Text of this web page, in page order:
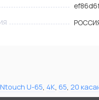
U-65, 4К, 65, 20